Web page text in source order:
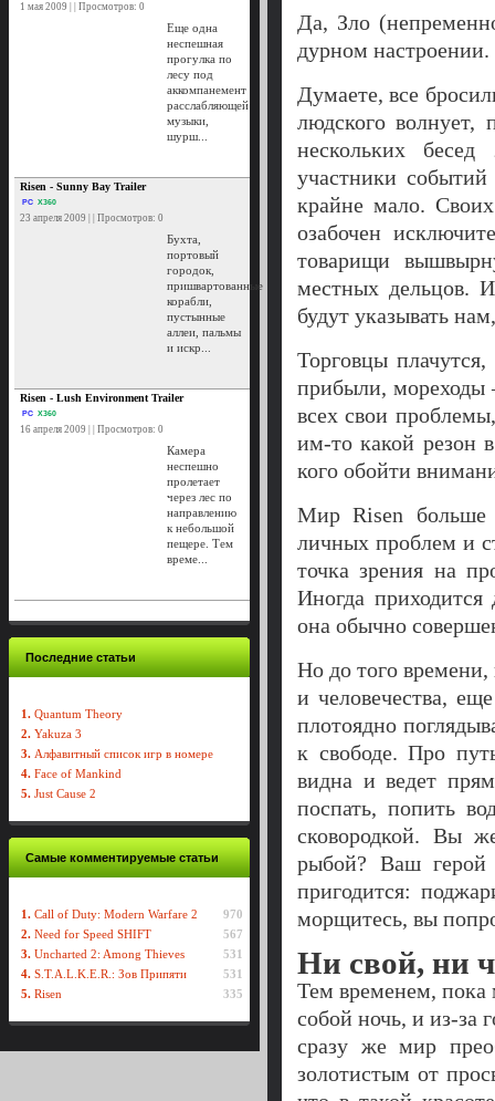
1 мая 2009 | | Просмотров: 0
Еще одна
неспешная
прогулка по
лесу под
аккомпанемент
расслабляющей
музыки,
шурш...
Risen - Sunny Bay Trailer
PC X360
23 апреля 2009 | | Просмотров: 0
Бухта,
портовый
городок,
пришвартованные
корабли,
пустынные
аллеи, пальмы
и искр...
Risen - Lush Environment Trailer
PC X360
16 апреля 2009 | | Просмотров: 0
Камера
неспешно
пролетает
через лес по
направлению
к небольшой
пещере. Тем
време...
Последние статьи
1. Quantum Theory
2. Yakuza 3
3. Алфавитный список игр в номере
4. Face of Mankind
5. Just Cause 2
Самые комментируемые статьи
1. Call of Duty: Modern Warfare 2
970
2. Need for Speed SHIFT
567
3. Uncharted 2: Among Thieves
531
4. S.T.A.L.K.E.R.: Зов Припяти
531
5. Risen 335
Да, Зло
дурном
Думаете, все
людского
нескольких
участники
крайне мало.
озабочен
товарищи
местных дельцов.
будут указывать
Торговцы
прибыли, мореходы
всех свои
им-то какой резон
кого обойти
Мир Risen больше
личных проблем и
точка зрения на
Иногда
она обычно
Но до того времени,
и человечества,
плотоядно
к свободе. Про
видна и ведет
поспать, попить
сковородкой. Вы
рыбой? Ваш герой
пригодится:
морщитесь, вы
Ни свой, ни
Тем временем,
собой ночь, и из-за
сразу же мир
золотистым от